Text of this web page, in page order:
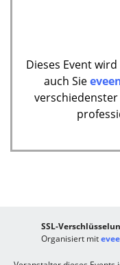
Dieses Event
auch Sie
SSL-
Organisiert mit